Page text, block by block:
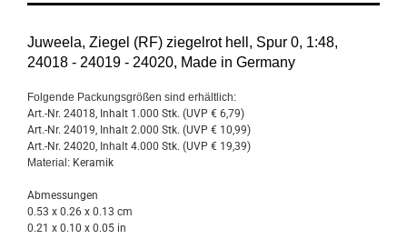
Juweela, Ziegel (RF) ziegelrot hell, Spur 0, 1:48,
24018 - 24019 - 24020, Made in Germany
Folgende Packungsgrößen sind erhältlich:
Art.-Nr. 24018, Inhalt 1.000 Stk. (UVP € 6,79)
Art.-Nr. 24019, Inhalt 2.000 Stk. (UVP € 10,99)
Art.-Nr. 24020, Inhalt 4.000 Stk. (UVP € 19,39)
Material: Keramik
Abmessungen
0.53 x 0.26 x 0.13 cm
0.21 x 0.10 x 0.05 in